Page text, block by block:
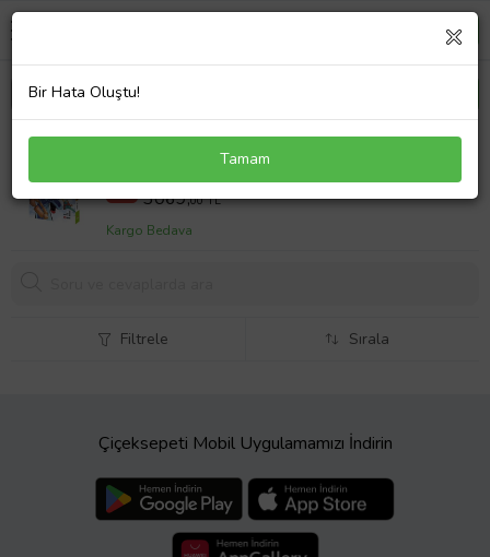
Diablomachia 1 (Şömizli)
%20 3817,5 TL
3069,00 TL
Kargo Bedava
Filtrele Sırala
Çiçeksepeti Mobil Uygulamamızı İndirin
Bir Hata Oluştu!
Tamam